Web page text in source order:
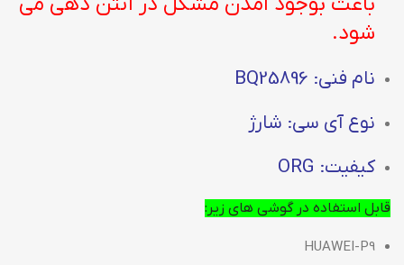
شود.
نام فنی: BQ25896
نوع آی سی: شارژ
کیفیت: ORG
قابل استفاده در گوشی های زیر:
HUAWEI-P9